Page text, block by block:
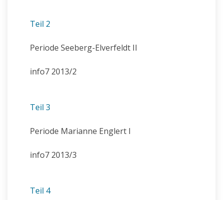
Teil 2
Periode Seeberg-Elverfeldt II
info7 2013/2
Teil 3
Periode Marianne Englert I
info7 2013/3
Teil 4